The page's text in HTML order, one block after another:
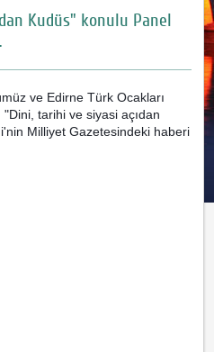
Kudüs" konulu Panel
ve Edirne Türk Ocakları
tarihi ve siyasi açıdan
Milliyet Gazetesindeki haberi